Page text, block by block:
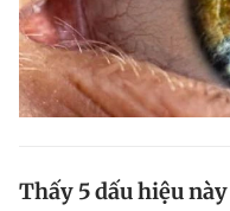
Thấy 5 dấu hiệu